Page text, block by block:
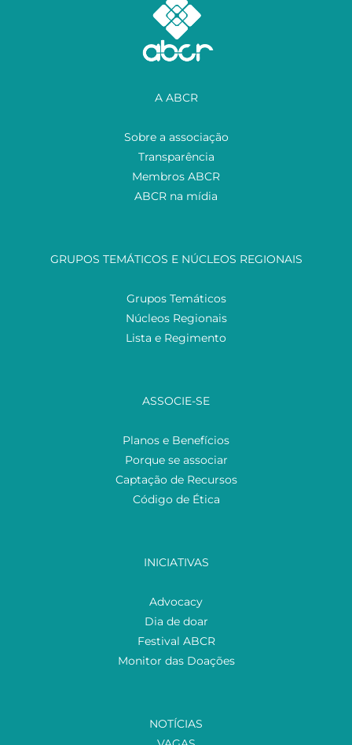
A ABCR
Sobre a associação
Transparência
Membros ABCR
ABCR na mídia
GRUPOS TEMÁTICOS E NÚCLEOS REGIONAIS
Grupos Temáticos
Núcleos Regionais
Lista e Regimento
ASSOCIE-SE
Planos e Benefícios
Porque se associar
Captação de Recursos
Código de Ética
INICIATIVAS
Advocacy
Dia de doar
Festival ABCR
Monitor das Doações
NOTÍCIAS